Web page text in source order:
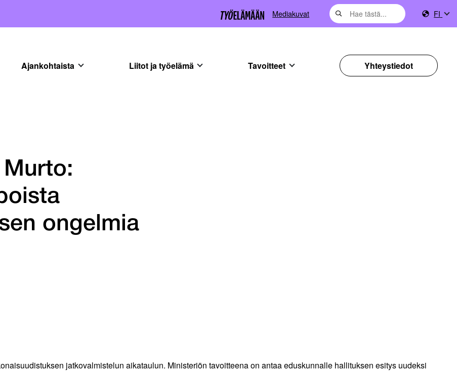
Mediakuvat FI
Ajankohtaista Liitot ja työelämä Tavoitteet Yhteystiedot
Murto:
ongelmia
jatkovalmistelun aikataulun. Ministeriön tavoitteena on antaa eduskunnalle hallituksen esitys uudeksi